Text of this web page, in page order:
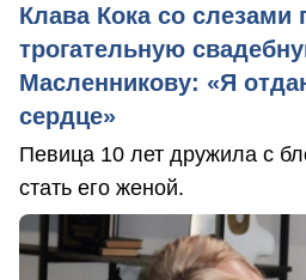
Клава Кока со слезами
трогательную
Масленникову: «Я
сердце»
Певица 10 лет дружила с
стать его женой.